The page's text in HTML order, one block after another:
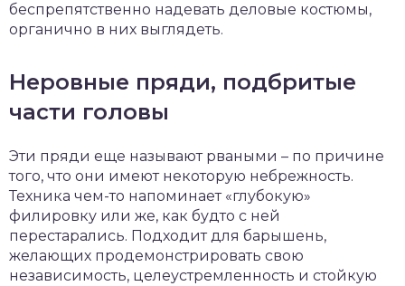
беспрепятственно надевать деловые костюмы,
органично в них выглядеть.
Неровные пряди, подбритые
части головы
Эти пряди еще называют рваными – по причине
того, что они имеют некоторую небрежность.
Техника чем-то напоминает «глубокую»
филировку или же, как будто с ней
перестарались. Подходит для барышень,
желающих продемонстрировать свою
независимость, целеустремленность и стойкую